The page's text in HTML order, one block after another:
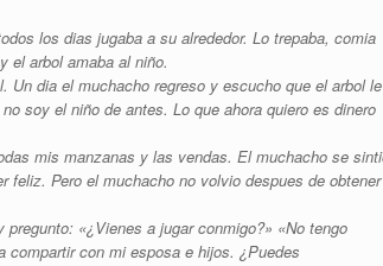
los dias jugaba a su alrededor. Lo trepaba, comia
el arbol amaba al niño.
dia el muchacho regreso y escucho que el arbol le
soy el niño de antes. Lo que ahora quiero es dinero
mis manzanas y las vendas. El muchacho se
Pero el muchacho no volvio despues de obtener
«¿Vienes a jugar conmigo?» «No tengo
compartir con mi esposa e hijos. ¿Puedes